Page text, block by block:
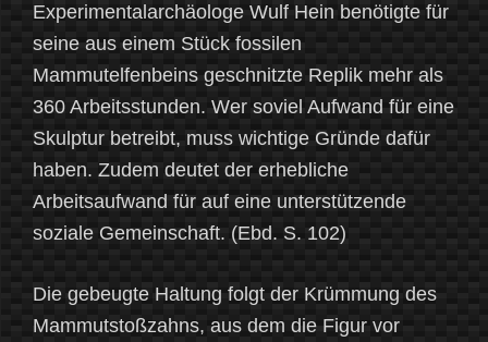
Experimentalarchäologe Wulf Hein benötigte für
seine aus einem Stück fossilen
Mammutelfenbeins geschnitzte Replik mehr als
360 Arbeitsstunden. Wer soviel Aufwand für eine
Skulptur betreibt, muss wichtige Gründe dafür
haben. Zudem deutet der erhebliche
Arbeitsaufwand für auf eine unterstützende
soziale Gemeinschaft. (Ebd. S. 102)
Die gebeugte Haltung folgt der Krümmung des
Mammutstoßzahns, aus dem die Figur vor